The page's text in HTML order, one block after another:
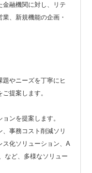
金融機関に対し、リテ
、新規機能の企画・
題やニーズを丁寧にヒ
提案します。
ンを提案します。
事務コスト削減ソリ
ス化ソリューション、A
など、多様なソリュー